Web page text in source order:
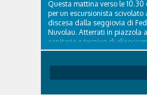
Questa mattina verso le
per un escursionista scivolato
discesa dalla seggiovia di
Nuvolau. Atterrati in piazzola
sanitario e tecnico di
raggiunto il 74enne di Teolo...
per: